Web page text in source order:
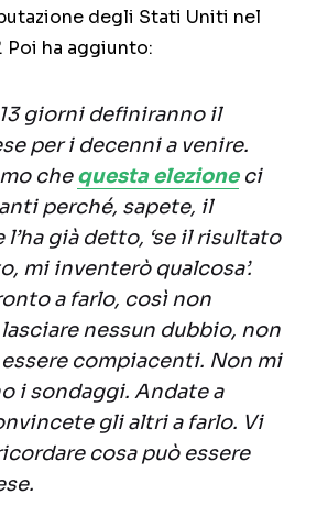
degli Stati Uniti nel
Poi ha aggiunto:
giorni definiranno il
per i decenni a venire.
chequesta elezioneci
perché, sapete, il
già detto, ‘se il risultato
mi inventerò qualcosa’.
a farlo, così non
nessun dubbio, non
compiacenti. Non mi
i sondaggi. Andate a
gli altri a farlo. Vi
cosa può essere